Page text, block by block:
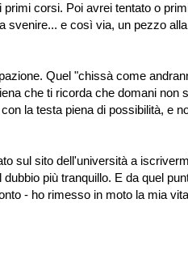
corsi. Poi avrei tentato o
svenire... e così via, un pezzo
Quel "chissà come
che ti ricorda che domani non
la testa piena di possibilità, e
sul sito dell'università a
più tranquillo. E da quel
- ho rimesso in moto la mia